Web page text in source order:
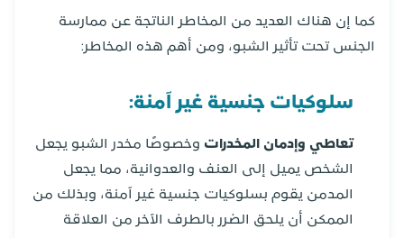
كما إن هناك العديد من المخاطر الناتجة عن ممارسة
الجنس تحت تأثير الشبو، ومن أهم هذه المخاطر:
سلوكيات جنسية غير آمنة:
تعاطي وإدمان المخدرات وخصوصًا مخدر الشبو يجعل
الشخص يميل إلى العنف والعدوانية، مما يجعل
المدمن يقوم بسلوكيات جنسية غير آمنة، وبذلك من
الممكن أن يلحق الضرر بالطرف الآخر من العلاقة